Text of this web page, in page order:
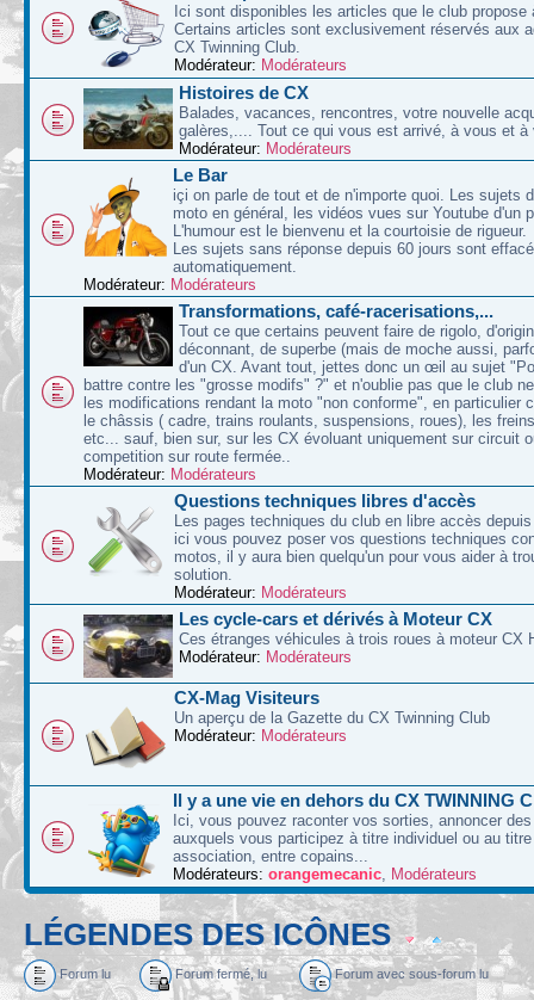
Ici sont disponibles les articles que le club propose
Certains articles sont exclusivement réservés aux
CX Twinning Club.
Modérateur: Modérateurs
Histoires de CX
Balades, vacances, rencontres, votre nouvelle
galères,.... Tout ce qui vous est arrivé, à vous et à
Modérateur: Modérateurs
Le Bar
içi on parle de tout et de n'importe quoi. Les sujets
moto en général, les vidéos vues sur Youtube d'un
L'humour est le bienvenu et la courtoisie de rigueur.
Les sujets sans réponse depuis 60 jours sont
automatiquement.
Modérateur: Modérateurs
Transformations, café-racerisations,...
Tout ce que certains peuvent faire de rigolo,
déconnant, de superbe (mais de moche aussi,
d'un CX. Avant tout, jettes donc un œil au sujet
battre contre les "grosse modifs" ?" et n'oublie pas que le club
les modifications rendant la moto "non conforme", en particulier
le châssis ( cadre, trains roulants, suspensions, roues), les
etc... sauf, bien sur, sur les CX évoluant uniquement sur circuit
competition sur route fermée..
Modérateur: Modérateurs
Questions techniques libres d'accès
Les pages techniques du club en libre accès
ici vous pouvez poser vos questions techniques
motos, il y aura bien quelqu'un pour vous aider à
solution.
Modérateur: Modérateurs
Les cycle-cars et dérivés à Moteur CX
Ces étranges véhicules à trois roues à moteur CX
Modérateur: Modérateurs
CX-Mag Visiteurs
Un aperçu de la Gazette du CX Twinning Club
Modérateur: Modérateurs
Il y a une vie en dehors du CX TWINNING
Ici, vous pouvez raconter vos sorties, annoncer
auxquels vous participez à titre individuel ou au
association, entre copains...
Modérateurs: orangemecanic, Modérateurs
LÉGENDES DES ICÔNES
Forum lu Forum fermé, lu Forum avec sous-forum lu